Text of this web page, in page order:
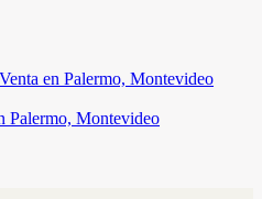
Palermo, Montevideo